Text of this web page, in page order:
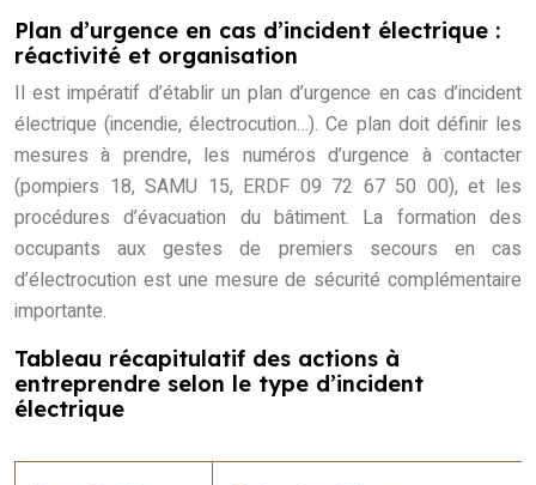
Plan d’urgence en cas d’incident électrique :
réactivité et organisation
Il est impératif d’établir un plan d’urgence en cas d’incident
électrique (incendie, électrocution…). Ce plan doit définir les
mesures à prendre, les numéros d’urgence à contacter
(pompiers 18, SAMU 15, ERDF 09 72 67 50 00), et les
procédures d’évacuation du bâtiment. La formation des
occupants aux gestes de premiers secours en cas
d’électrocution est une mesure de sécurité complémentaire
importante.
Tableau récapitulatif des actions à
entreprendre selon le type d’incident
électrique